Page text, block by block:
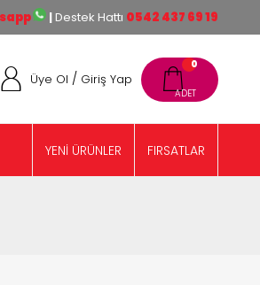
|Destek Hattı 0542 437 69 19
0
Üye Ol / Giriş Yap
FIRSATLAR
YENİ ÜRÜNLER